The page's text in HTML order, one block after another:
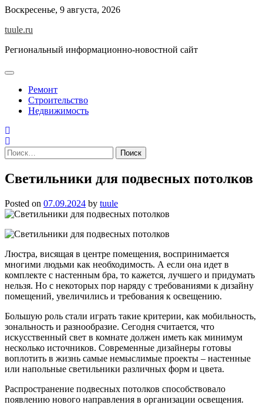
Skip
content
Воскресенье, 9 августа, 2026
tuule.ru
Региональный информационно-новостной сайт
Ремонт
Строительство
Недвижимость
Найти:
Светильники для подвесных потолков
Posted on 07.09.2024 by tuule
Люстра, висящая в центре помещения, воспринимается
многими людьми как необходимость. А если она идет в
комплекте с настенным бра, то кажется, лучшего и придумать
нельзя. Но с некоторых пор наряду с требованиями к дизайну
помещений, увеличились и требования к освещению.
Большую роль стали играть такие критерии, как мобильность,
зональность и разнообразие. Сегодня считается, что
искусственный свет в комнате должен иметь как минимум
несколько источников. Современные дизайнеры готовы
воплотить в жизнь самые немыслимые проекты – настенные
или напольные светильники различных форм и цвета.
Распространение подвесных потолков способствовало
появлению нового направления в организации освещения.